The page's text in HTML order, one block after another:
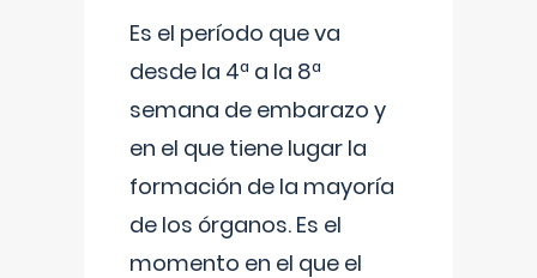
Es el período que va
desde la 4ª a la 8ª
semana de embarazo y
en el que tiene lugar la
formación de la mayoría
de los órganos. Es el
momento en el que el